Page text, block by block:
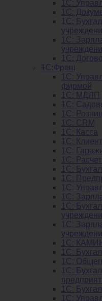
1С:
1С:
1C:
1C:
1С:
1С:Фреш
1С:
фирмой
1С: МДЛП
1С:
1С:
1C: CRM
1C: Касса
1С:
1С:
1C:
1C:
1C:
1C:
1C:
1C:
1C:
1C:
1C:
1С:
1С:
1С:
1С: